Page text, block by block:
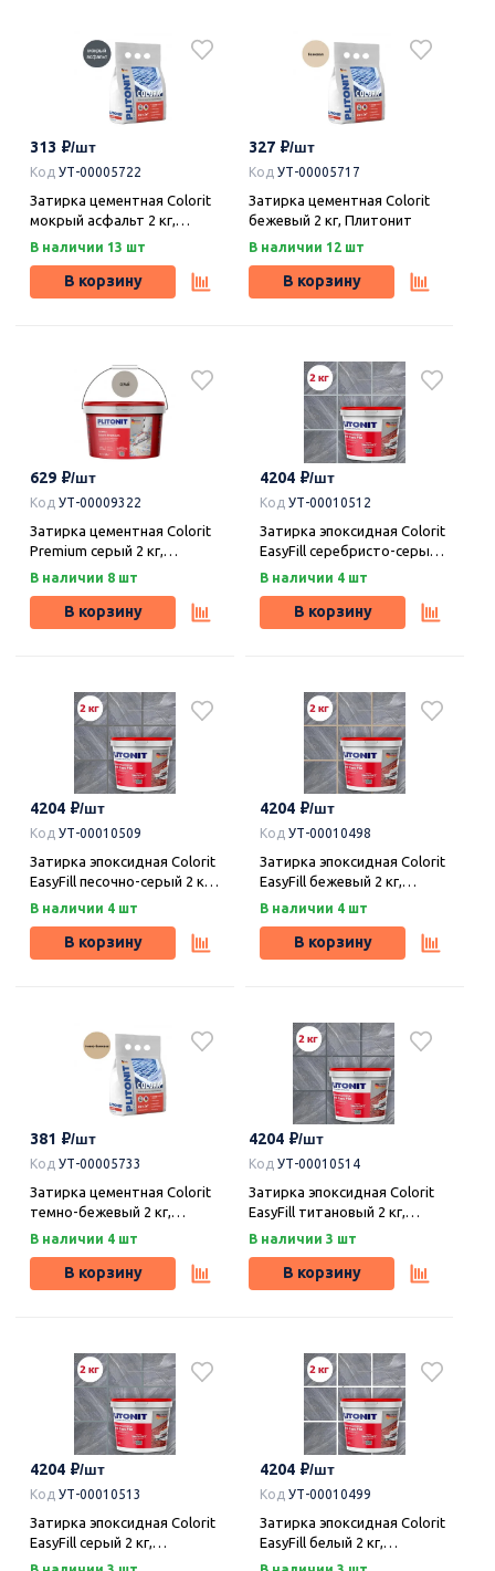
313
Код УТ-00005722
Затирка цементная Colorit
мокрый асфальт 2 кг,
Плитонит
В наличии 13 шт
В корзину
327
Код УТ-00005717
Затирка цементная Colorit
бежевый 2 кг, Плитонит
В наличии 12 шт
В корзину
629
Код УТ-00009322
Затирка цементная Colorit
Premium серый 2 кг,
Плитонит
В наличии 8 шт
В корзину
4204
Код УТ-00010512
Затирка эпоксидная Colorit
EasyFill серебристо-серый 2
кг, Плитонит
В наличии 4 шт
В корзину
4204
Код УТ-00010509
Затирка эпоксидная Colorit
EasyFill песочно-серый 2 кг,
Плитонит
В наличии 4 шт
В корзину
4204
Код УТ-00010498
Затирка эпоксидная Colorit
EasyFill бежевый 2 кг,
Плитонит
В наличии 4 шт
В корзину
381
Код УТ-00005733
Затирка цементная Colorit
темно-бежевый 2 кг,
Плитонит
В наличии 4 шт
В корзину
4204
Код УТ-00010514
Затирка эпоксидная Colorit
EasyFill титановый 2 кг,
Плитонит
В наличии 3 шт
В корзину
4204
Код УТ-00010513
Затирка эпоксидная Colorit
EasyFill серый 2 кг,
Плитонит
4204
Код УТ-00010499
Затирка эпоксидная Colorit
EasyFill белый 2 кг,
Плитонит